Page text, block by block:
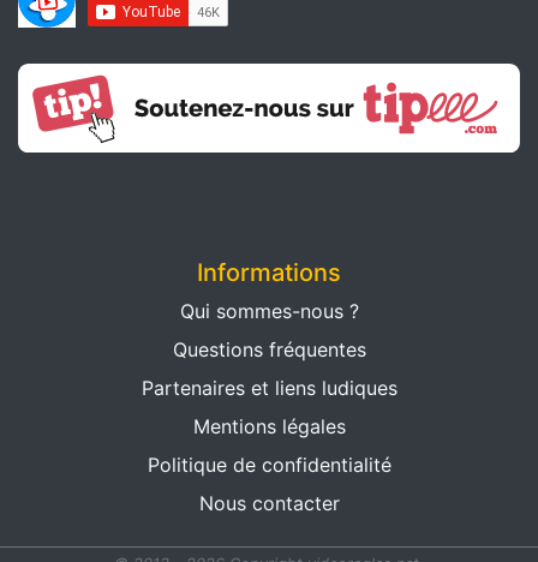
Informations
Qui sommes-nous ?
Questions fréquentes
Partenaires et liens ludiques
Mentions légales
Politique de confidentialité
Nous contacter